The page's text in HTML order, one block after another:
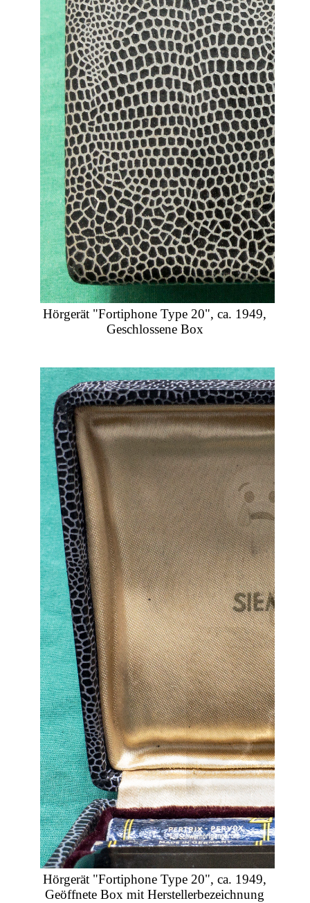
Hörgerät "Fortiphone Type 20", ca. 1949,
Geschlossene Box
Hörgerät "Fortiphone Type 20", ca. 1949,
Geöffnete Box mit Herstellerbezeichnung